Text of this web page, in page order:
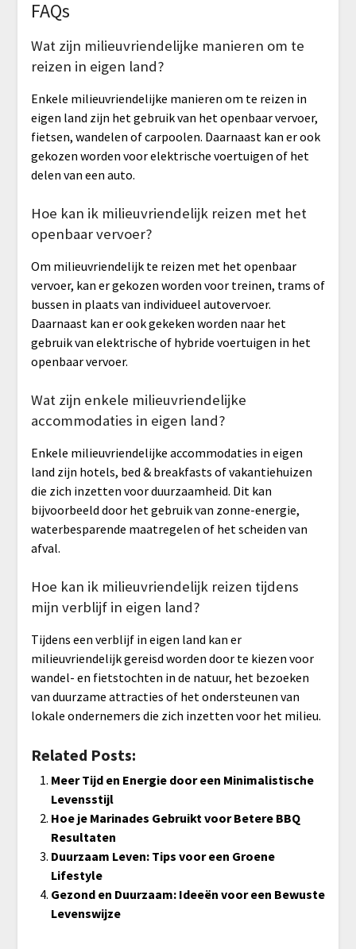
FAQs
Wat zijn milieuvriendelijke manieren om te
reizen in eigen land?
Enkele milieuvriendelijke manieren om te reizen in
eigen land zijn het gebruik van het openbaar vervoer,
fietsen, wandelen of carpoolen. Daarnaast kan er ook
gekozen worden voor elektrische voertuigen of het
delen van een auto.
Hoe kan ik milieuvriendelijk reizen met het
openbaar vervoer?
Om milieuvriendelijk te reizen met het openbaar
vervoer, kan er gekozen worden voor treinen, trams of
bussen in plaats van individueel autovervoer.
Daarnaast kan er ook gekeken worden naar het
gebruik van elektrische of hybride voertuigen in het
openbaar vervoer.
Wat zijn enkele milieuvriendelijke
accommodaties in eigen land?
Enkele milieuvriendelijke accommodaties in eigen
land zijn hotels, bed & breakfasts of vakantiehuizen
die zich inzetten voor duurzaamheid. Dit kan
bijvoorbeeld door het gebruik van zonne-energie,
waterbesparende maatregelen of het scheiden van
afval.
Hoe kan ik milieuvriendelijk reizen tijdens
mijn verblijf in eigen land?
Tijdens een verblijf in eigen land kan er
milieuvriendelijk gereisd worden door te kiezen voor
wandel- en fietstochten in de natuur, het bezoeken
van duurzame attracties of het ondersteunen van
lokale ondernemers die zich inzetten voor het milieu.
Related Posts:
Meer Tijd en Energie door een Minimalistische
Levensstijl
Hoe je Marinades Gebruikt voor Betere BBQ
Resultaten
Duurzaam Leven: Tips voor een Groene
Lifestyle
Gezond en Duurzaam: Ideeën voor een Bewuste
Levenswijze